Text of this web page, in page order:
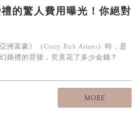
的驚人費用曝光！你絕對
洲富豪》（Crazy Rich Asians）時，是
婚禮的背後，究竟花了多少金錢？
MORE